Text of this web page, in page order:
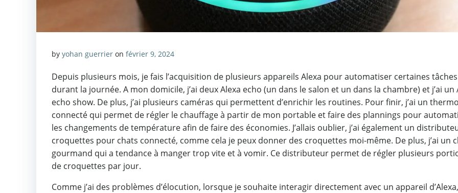
by yohan guerrier on février 9, 2024
Depuis plusieurs mois, je fais l’acquisition de plusieurs appareils Alexa pour automatiser certaines tâches
durant la journée. A mon domicile, j’ai deux Alexa echo (un dans le salon et un dans la chambre) et j’ai un
echo show. De plus, j’ai plusieurs caméras qui permettent d’enrichir les routines. Pour finir, j’ai un
connecté qui permet de régler le chauffage à partir de mon portable et faire des plannings pour
les changements de température afin de faire des économies. J’allais oublier, j’ai également un
croquettes pour chats connecté, comme cela je peux donner des croquettes moi-même. De plus, j’ai un
gourmand qui a tendance à manger trop vite et à vomir. Ce distributeur permet de régler plusieurs
de croquettes par jour.
Comme j’ai des problèmes d’élocution, lorsque je souhaite interagir directement avec un appareil d’Alexa,